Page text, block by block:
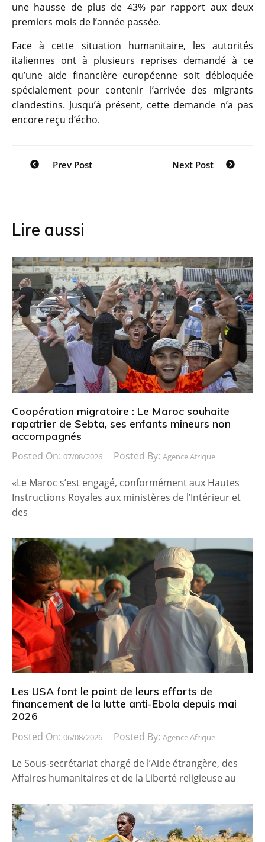
une hausse de plus de 43% par rapport aux deux
premiers mois de l’année passée.
Face à cette situation humanitaire, les autorités
italiennes ont à plusieurs reprises demandé à ce
qu’une aide financière européenne soit débloquée
spécialement pour contenir l’arrivée des migrants
clandestins. Jusqu’à présent, cette demande n’a pas
encore reçu d’écho.
Navigation
Prev Post Next Post
Lire aussi
Coopération migratoire : Le Maroc souhaite
rapatrier de Sebta, ses enfants mineurs non
accompagnés
Posted On: 07/08/2026 Posted By: Agence Afrique
«Le Maroc s’est engagé, conformément aux Hautes
Instructions Royales aux ministères de l’Intérieur et
des
Les USA font le point de leurs efforts de
financement de la lutte anti-Ebola depuis mai
2026
Posted On: 06/08/2026 Posted By: Agence Afrique
Le Sous-secrétariat chargé de l’Aide étrangère, des
Affaires humanitaires et de la Liberté religieuse au